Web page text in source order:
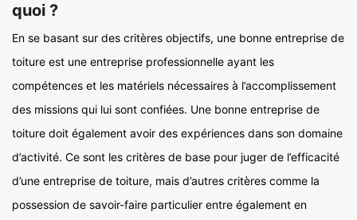
quoi ?
En se basant sur des critères objectifs, une bonne entreprise de
toiture est une entreprise professionnelle ayant les
compétences et les matériels nécessaires à l’accomplissement
des missions qui lui sont confiées. Une bonne entreprise de
toiture doit également avoir des expériences dans son domaine
d’activité. Ce sont les critères de base pour juger de l’efficacité
d’une entreprise de toiture, mais d’autres critères comme la
possession de savoir-faire particulier entre également en